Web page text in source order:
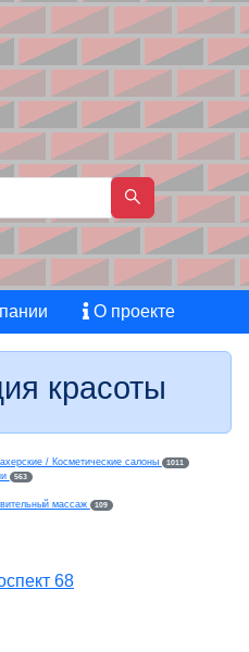
О проекте
красоты
/ Косметические салоны 1011
563
массаж 109
68